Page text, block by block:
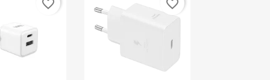
favorite_border favorite_border